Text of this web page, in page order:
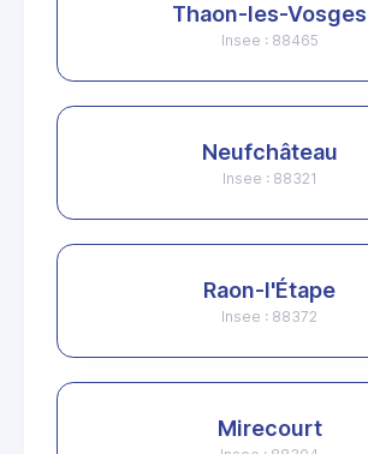
Thaon-les-Vosges
Insee : 88465
Neufchâteau
Insee : 88321
Raon-l'Étape
Insee : 88372
Mirecourt